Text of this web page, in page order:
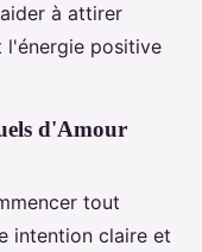
à attirer
l'énergie positive
d'Amour
tout
intention claire et